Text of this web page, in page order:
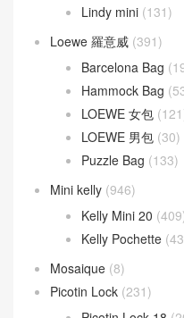
Kelly 35CM(6)
Kelly 40CM(5)
Kelly Ado(21)
Kelly Cut(43)
Kelly Danse(52)
Kelly Doll(19)
Kelly pocket (18)
Kelly 24/24 (118)
Kelly depeches
Lindy 26CM
Lindy 30CM(47)